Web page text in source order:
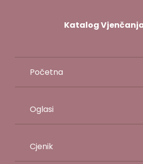
Katalog
Početna
Oglasi
Cjenik